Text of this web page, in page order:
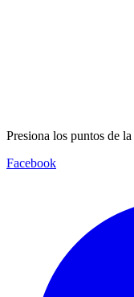
Presiona los puntos de
Facebook